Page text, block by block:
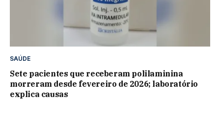
SAÚDE
Sete pacientes que receberam polilaminina
morreram desde fevereiro de 2026; laboratório
explica causas